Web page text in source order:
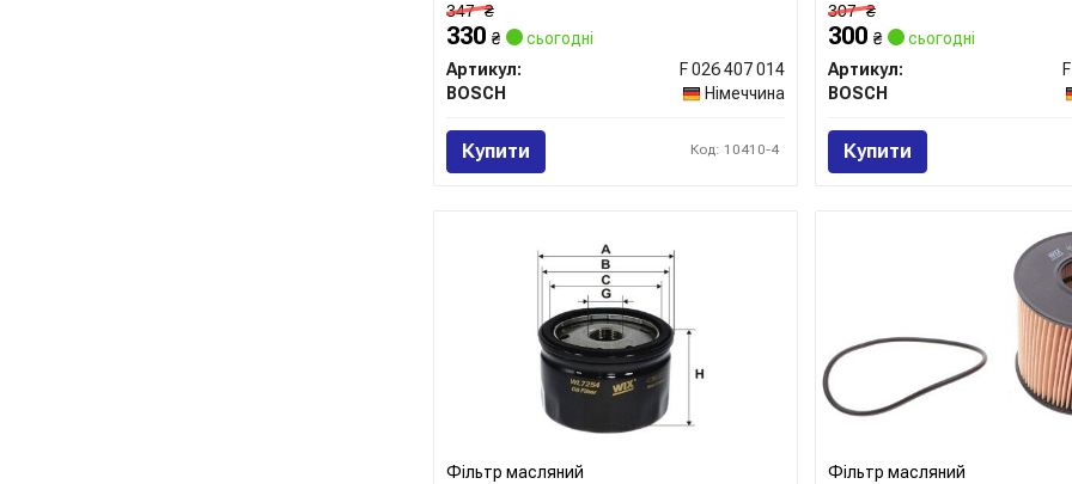
347₴
330 ₴
сьогодні
Артикул:
F 026 407 014
BOSCH
Німеччина
Купити Код: 10410-4
307₴
300₴
сьогодні
Артикул:
BOSCH
Купити
Фільтр масляний Фільтр масляний